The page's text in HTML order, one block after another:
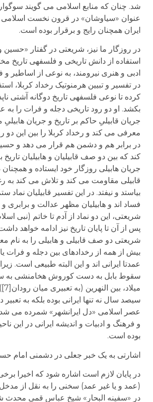
شد. چنان که منابع اسلامی می گویند
عنوان «سیاوشان» در قرون نخست اسلامی
ایران همچنان رایج و برقرار بوده است.
در روزگار ما نیز، شریعتی در گفتار «حسین
استفاده از دانش تاریخی و فلسفه­ی تاریخ
ادبی و هنری نیرومند، به نوعی از اساطیر و
در تفسیر و تبیین هرمنوتیک رخداد کربلا،
کرده تا نوعی فلسفه­ی تاریخ دوگانه آشتی
بکشد. او دو رود تاریخی دجله و فرات را به
جریان قابیلیِ حاکم بر تاریخ و جریان هابیلیِ
معرفی می کند و رخداد کربلا را بین این دو
در برابر هم و دشمن هم قرار می دهد و
کند که بین دو صف قابیلیان و هابیلیان تاریخ
جریان هابیلی روزگار خود ایستاده و همچنان
قابیلی مقاومت می کند و تلاش می کند به
بیاستد و نیفتد. در این تفسیر قابیلیان نماد
فساد اند و هابیلیان مظهر عدالت و برابری
شریعتی، این دو نماد از آدم تا خاتم (نبی
پس از آن تا پایان تاریخ نیز ادامه خواهد
شریعتی دو صف قابیلی و هابیلی را به نام
بیش از همه از رخدادهای بین دجله و فرات
عمدتا ایرانی اند و این البته طبیعی است.
سیصد سال نه تنها ایرانی بوده بلکه به
عصر اسلامی «دل ایرانشهر» شمرده می
و فرهنگ و ادبیات و اندیشه ایرانی در این
بوده است.
اشارتی به یک خبر جعلی در دشمنی امام
در پایان لازم است اشاره شود که اخیرا
(عمد و یا غیر عمد) سخنی را به نقل از
در «سفینه البحار» شیخ عباس قمی محدث